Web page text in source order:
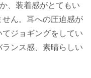
、装着感がとてもい
ん。耳への圧迫感が
ジョギングをしてい
ンス感、素晴らしい